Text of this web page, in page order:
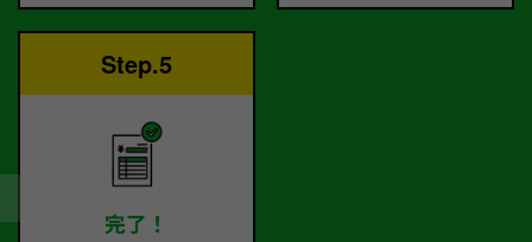
Step.5
完了！